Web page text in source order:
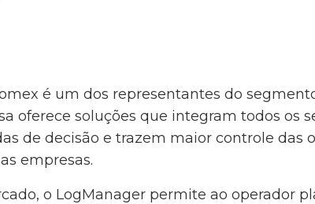
é um dos representantes do
oferece soluções que integram todos os
de decisão e trazem maior controle das
empresas.
o LogManager permite ao operador